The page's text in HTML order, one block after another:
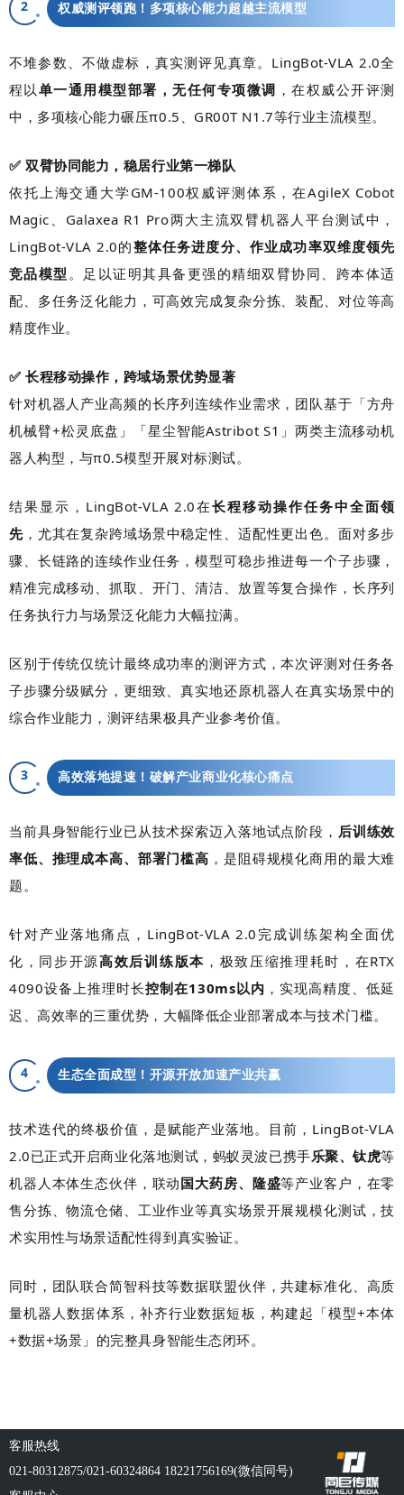
2 权威测评领跑！多项核心能力超越主流模型
不堆参数、不做虚标，真实测评见真章。LingBot-VLA 2.0全
程以单一通用模型部署，无任何专项微调 ，在权威公开评测
中，多项核心能力碾压π0.5、GR00T N1.7等行业主流模型。
✅ 双臂协同能力，稳居行业第一梯队
依托上海交通大学GM-100权威评测体系，在AgileX Cobot
Magic、Galaxea R1 Pro两大主流双臂机器人平台测试中，
LingBot-VLA 2.0的整体任务进度分、作业成功率双维度领先
竞品模型 。足以证明其具备更强的精细双臂协同、跨本体适
配、多任务泛化能力，可高效完成复杂分拣、装配、对位等高
精度作业。
✅ 长程移动操作，跨域场景优势显著
针对机器人产业高频的长序列连续作业需求，团队基于「方舟
机械臂+松灵底盘」「星尘智能Astribot S1」两类主流移动机
器人构型，与π0.5模型开展对标测试。
结果显示，LingBot-VLA 2.0在长程移动操作任务中全面领
先，尤其在复杂跨域场景中稳定性、适配性更出色。面对多步
骤、长链路的连续作业任务，模型可稳步推进每一个子步骤，
精准完成移动、抓取、开门、清洁、放置等复合操作，长序列
任务执行力与场景泛化能力大幅拉满。
区别于传统仅统计最终成功率的测评方式，本次评测对任务各
子步骤分级赋分，更细致、真实地还原机器人在真实场景中的
综合作业能力，测评结果极具产业参考价值。
3 高效落地提速！破解产业商业化核心痛点
当前具身智能行业已从技术探索迈入落地试点阶段， 后训练效
率低、推理成本高、部署门槛高 ，是阻碍规模化商用的最大难
题。
针对产业落地痛点，LingBot-VLA 2.0完成训练架构全面优
化，同步开源高效后训练版本 ，极致压缩推理耗时，在RTX
4090设备上推理时长控制在130ms以内 ，实现高精度、低延
迟、高效率的三重优势，大幅降低企业部署成本与技术门槛。
4 生态全面成型！开源开放加速产业共赢
技术迭代的终极价值，是赋能产业落地。目前，LingBot-VLA
2.0已正式开启商业化落地测试，蚂蚁灵波已携手乐聚、钛虎等
机器人本体生态伙伴，联动国大药房、隆盛等产业客户，在零
售分拣、物流仓储、工业作业等真实场景开展规模化测试，技
术实用性与场景适配性得到真实验证。
同时，团队联合简智科技等数据联盟伙伴，共建标准化、高质
量机器人数据体系，补齐行业数据短板，构建起「模型+本体
+数据+场景」的完整具身智能生态闭环。
客服热线
021-80312875/021-60324864 18221756169(微信同号)